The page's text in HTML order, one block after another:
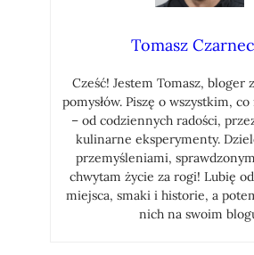
Tomasz
Cześć! Jestem Tomasz, bloger
pomysłów. Piszę o wszystkim,
– od codziennych radości,
kulinarne eksperymenty.
przemyśleniami,
chwytam życie za rogi! Lubię
miejsca, smaki i historie, a
nich na swoim